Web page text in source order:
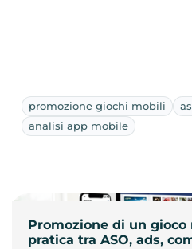
promozione giochi mobili
analisi app mobile
Promozione di un
pratica tra ASO, ads,